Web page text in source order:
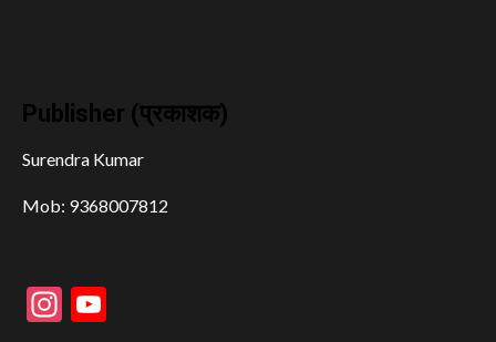
Publisher (प्रकाशक)
Surendra Kumar
Mob: 9368007812
Instagram